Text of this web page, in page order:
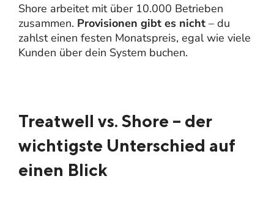
Shore arbeitet mit über 10.000 Betrieben
zusammen. Provisionen gibt es nicht – du
zahlst einen festen Monatspreis, egal wie viele
Kunden über dein System buchen.
Treatwell vs. Shore – der
wichtigste Unterschied auf
einen Blick